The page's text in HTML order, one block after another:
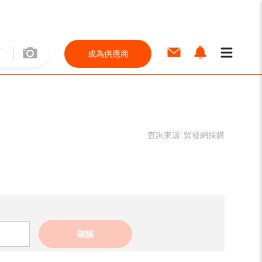
成為供應商
查詢來源: 貿發網採購
確認